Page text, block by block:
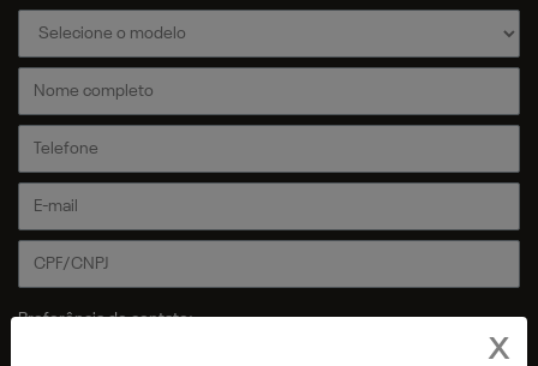
Preferência de contato:
X